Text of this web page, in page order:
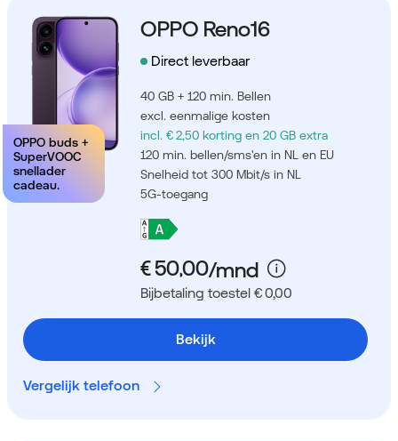
OPPO buds +
SuperVOOC
snellader
cadeau.
OPPO Reno16
Direct leverbaar
40 GB + 120 min. Bellen
excl. eenmalige kosten
incl. € 2,50 korting en 20 GB extra
120 min. bellen/sms'en in NL en EU
Snelheid tot 300 Mbit/s in NL
5G-toegang
Bijbetaling toestel € 0,00
Bekijk
Vergelijk telefoon